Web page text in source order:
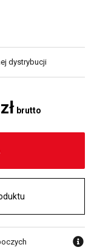
dystrybucji
brutto